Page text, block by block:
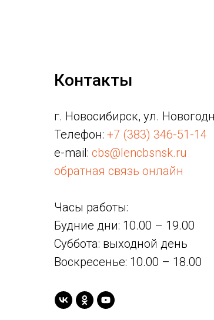
Контакты
г. Новосибирск, ул.
Телефон: +7 (383) 346-51-14
e-mail: cbs@lencbsnsk.ru
обратная связь онлайн
Часы работы:
Будние дни: 10.00 – 19.00
Суббота: выходной день
Воскресенье: 10.00 – 18.00